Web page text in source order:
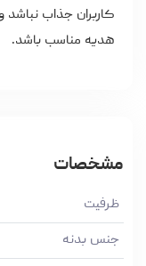
کاربران جذاب نباشد
هدیه مناسب باشد.
مشخصات
ظرفیت
جنس بدنه